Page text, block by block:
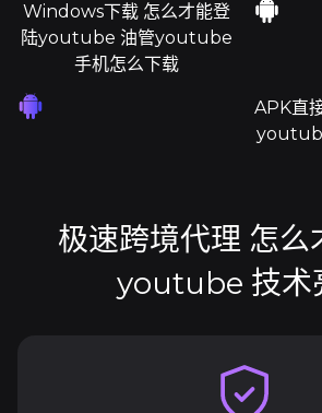
Windows下载 怎么才能登
陆youtube 油管youtube
手机怎么下载
APK直
极速跨境代理 怎么
youtube 技术